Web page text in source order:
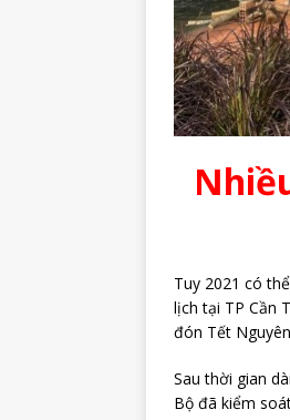
Tuy 2021 có
lịch tại TP Cần
đón Tết
Sau thời gian
Bộ đã kiểm